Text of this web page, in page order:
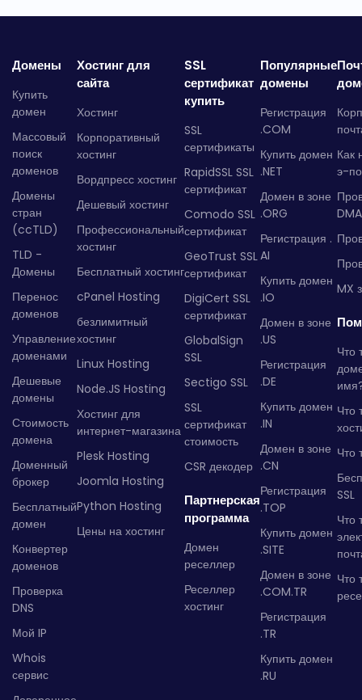
Домены
Купить
домен
Массовый
поиск
доменов
Домены
стран
(ccTLD)
TLD -
Домены
Перенос
доменов
Управление
доменами
Дешевые
домены
Стоимость
домена
Доменный
брокер
Бесплатный
домен
Конвертер
доменов
Проверка
DNS
Мой IP
Whois
сервис
Хостинг для
сайта
Хостинг
Корпоративный
хостинг
Вордпресс хостинг
Дешевый хостинг
Профессиональный
хостинг
Бесплатный хостинг
cPanel Hosting
безлимитный
хостинг
Linux Hosting
Node.JS Hosting
Хостинг для
интернет-магазина
Plesk Hosting
Joomla Hosting
Python Hosting
Цены на хостинг
SSL
сертификат
купить
SSL
сертификаты
RapidSSL SSL
сертификат
Comodo SSL
сертификат
GeoTrust SSL
сертификат
DigiCert SSL
сертификат
GlobalSign
SSL
Sectigo SSL
SSL
сертификат
стоимость
CSR декодер
Партнерская
программа
Домен
реселлер
Реселлер
хостинг
Популярные
домены
Регистрация
.COM
Купить домен
.NET
Домен в зоне
.ORG
Регистрация .
AI
Купить домен
.IO
Домен в зоне
.US
Регистрация
.DE
Купить домен
.IN
Домен в зоне
.CN
Регистрация
.TOP
Купить домен
.SITE
Домен в зоне
.COM.TR
Регистрация
.TR
Купить домен
.RU
Как
э-
MX
Что
Что
Что
SSL
Что
Что